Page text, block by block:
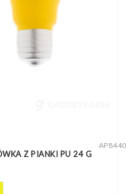
Z PIANKI PU 24 G